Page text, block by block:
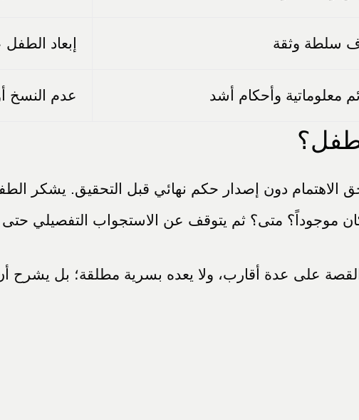
سلطة وثقة إبعاد
معلوماتية وأحكام أشد عدم النسخ
الاهتمام دون إصدار حكم نهائي قبل التحقيق. يشكر
موجوداً؟ متى؟ ثم يتوقف عن الاستجواب التفصيلي حتى
القصة على عدة أقارب، ولا يعده بسرية مطلقة؛ بل